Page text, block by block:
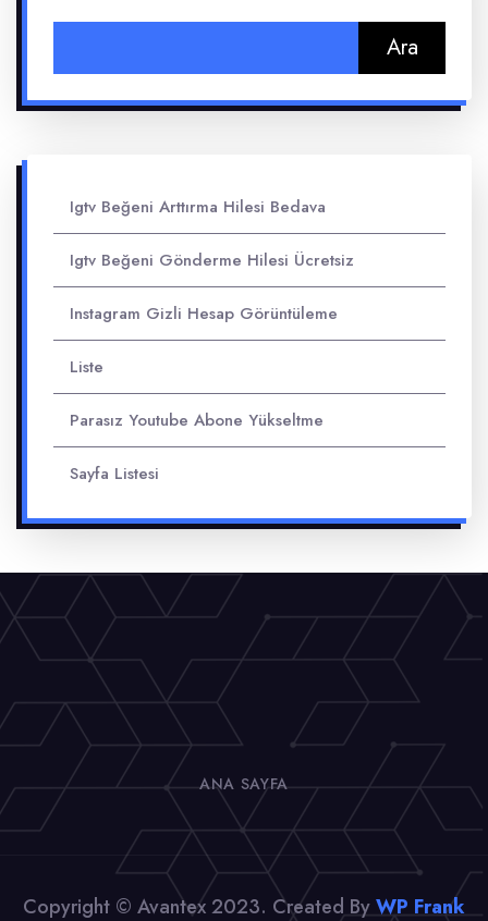
Igtv Beğeni Arttırma Hilesi Bedava
Igtv Beğeni Gönderme Hilesi Ücretsiz
Instagram Gizli Hesap Görüntüleme
Liste
Parasız Youtube Abone Yükseltme
Sayfa Listesi
ANA SAYFA
Copyright © Avantex 2023. Created ByWP Frank